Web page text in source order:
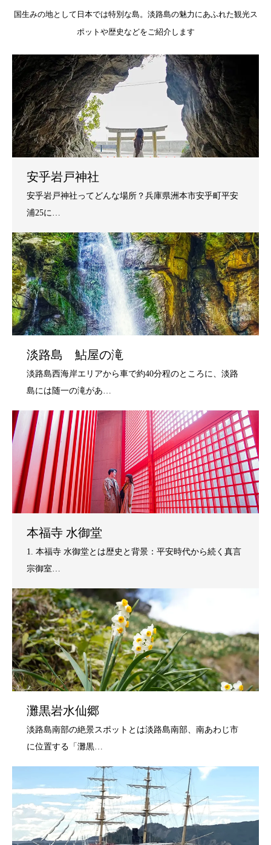
国生みの地として日本では特別な島。淡路島の魅力にあふれた観光ス
ポットや歴史などをご紹介します
安乎岩戸神社
淡路島 鮎屋の滝
本福寺 水御堂
灘黒岩水仙郷